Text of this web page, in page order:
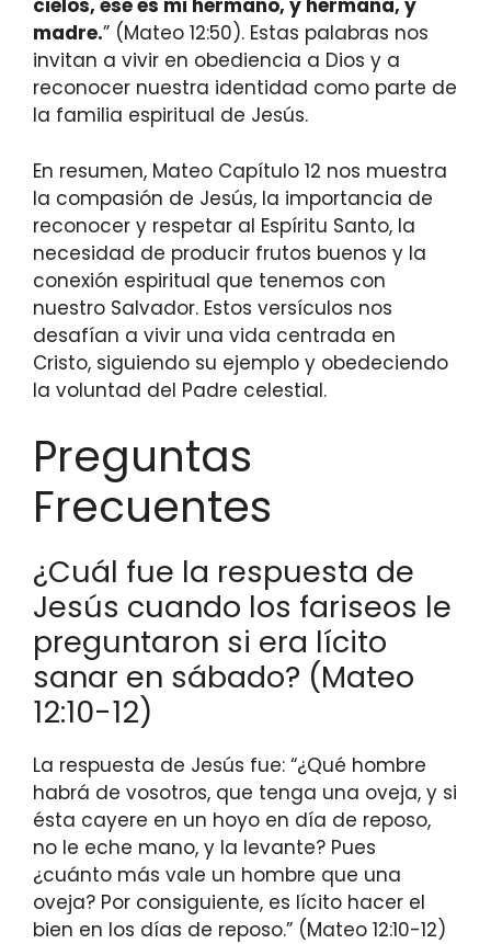
cielos, ése es mi hermano, y hermana, y
madre.” (Mateo 12:50). Estas palabras nos
invitan a vivir en obediencia a Dios y a
reconocer nuestra identidad como parte de
la familia espiritual de Jesús.
En resumen, Mateo Capítulo 12 nos muestra
la compasión de Jesús, la importancia de
reconocer y respetar al Espíritu Santo, la
necesidad de producir frutos buenos y la
conexión espiritual que tenemos con
nuestro Salvador. Estos versículos nos
desafían a vivir una vida centrada en
Cristo, siguiendo su ejemplo y obedeciendo
la voluntad del Padre celestial.
Preguntas
Frecuentes
¿Cuál fue la respuesta de
Jesús cuando los fariseos le
preguntaron si era lícito
sanar en sábado? (Mateo
12:10-12)
La respuesta de Jesús fue: “¿Qué hombre
habrá de vosotros, que tenga una oveja, y si
ésta cayere en un hoyo en día de reposo,
no le eche mano, y la levante? Pues
¿cuánto más vale un hombre que una
oveja? Por consiguiente, es lícito hacer el
bien en los días de reposo.” (Mateo 12:10-12)